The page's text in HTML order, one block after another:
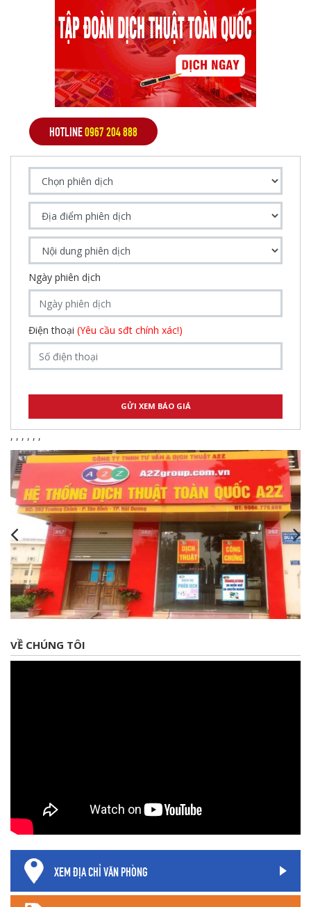
HOTLINE0967 204 888
Ngày phiên dịch
Điện thoại (Yêu cầu sđt chính xác!)
, , , , , ,
VỀ CHÚNG TÔI
XEM ĐỊA CHỈ VĂN PHÒNG